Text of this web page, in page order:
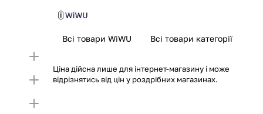
першої частини платежу та Першого
Всі товари WiWU Всі товари категорії
Ціна дійсна лише для інтернет-магазину і може
відрізнятись від цін у роздрібних магазинах.